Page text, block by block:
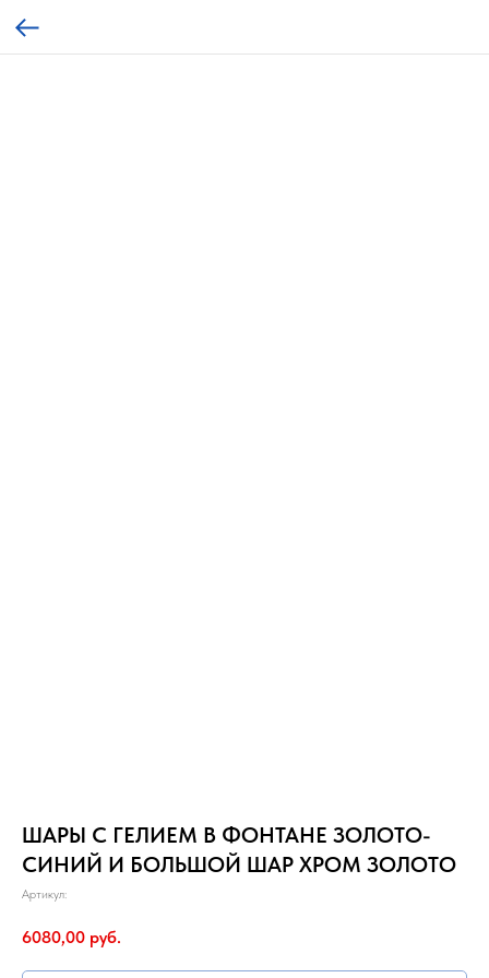
ШАРЫ С ГЕЛИЕМ В ФОНТАНЕ ЗОЛОТО-
СИНИЙ И БОЛЬШОЙ ШАР ХРОМ ЗОЛОТО
Артикул:
6080,00 руб.